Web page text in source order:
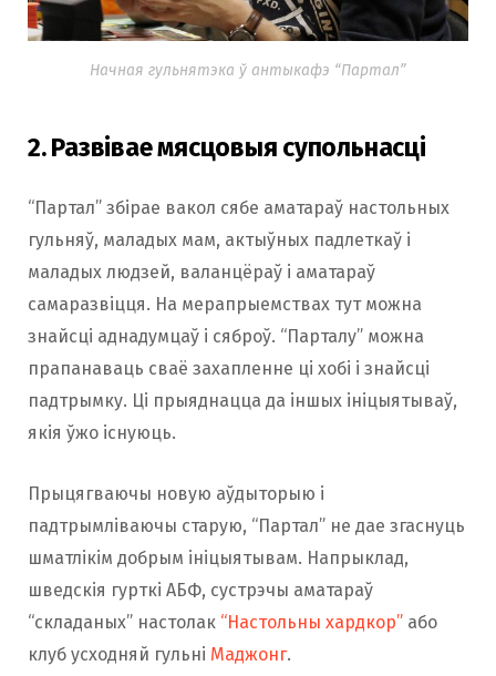
Начная гульнятэка ў антыкафэ “Партал”
2. Развівае мясцовыя супольнасці
“Партал” збірае вакол сябе аматараў настольных
гульняў, маладых мам, актыўных падлеткаў і
маладых людзей, валанцёраў і аматараў
самаразвіцця. На мерапрыемствах тут можна
знайсці аднадумцаў і сяброў. “Парталу” можна
прапанаваць сваё захапленне ці хобі і знайсці
падтрымку. Ці прыяднацца да іншых ініцыятываў,
якія ўжо існуюць.
Прыцягваючы новую аўдыторыю і
падтрымліваючы старую, “Партал” не дае згаснуць
шматлікім добрым ініцыятывам. Напрыклад,
шведскія гурткі АБФ, сустрэчы аматараў
“складаных” настолак “Настольны хардкор” або
клуб усходняй гульні Маджонг.